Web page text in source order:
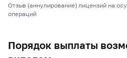
Отзыв (аннулирование) лицензий на
операций
Порядок выплаты